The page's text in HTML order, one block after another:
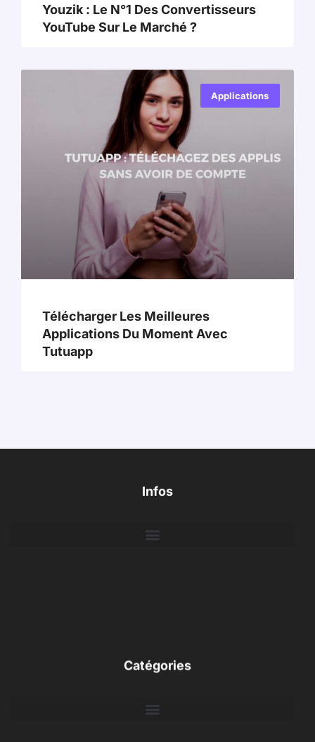
Youzik : Le N°1 Des Convertisseurs
YouTube Sur Le Marché ?
Applications
Télécharger Les Meilleures
Applications Du Moment Avec
Tutuapp
Infos
Catégories